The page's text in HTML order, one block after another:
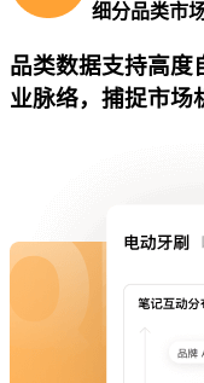
细分品类市
品类数据支持高度
业脉络，捕捉市场